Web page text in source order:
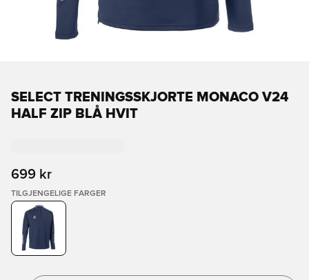
SELECT TRENINGSSKJORTE MONACO V24
HALF ZIP BLÅ HVIT
699 kr
TILGJENGELIGE FARGER